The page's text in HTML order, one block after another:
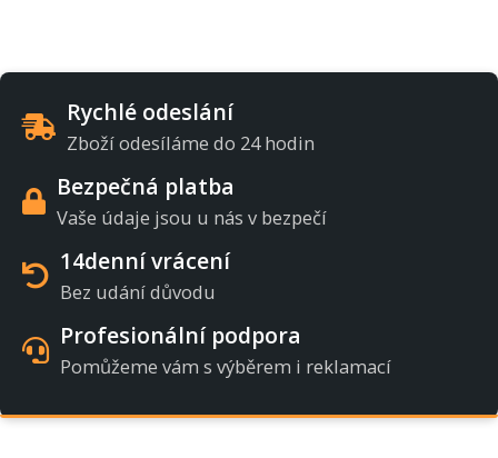
Rychlé odeslání
Zboží odesíláme do 24 hodin
Bezpečná platba
Vaše údaje jsou u nás v bezpečí
14denní vrácení
Bez udání důvodu
Profesionální podpora
Pomůžeme vám s výběrem i reklamací